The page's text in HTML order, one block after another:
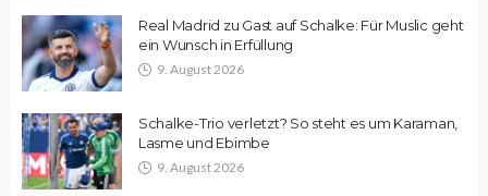
Real Madrid zu Gast auf Schalke: Für Muslic geht
ein Wunsch in Erfüllung
9. August 2026
Schalke-Trio verletzt? So steht es um Karaman,
Lasme und Ebimbe
9. August 2026